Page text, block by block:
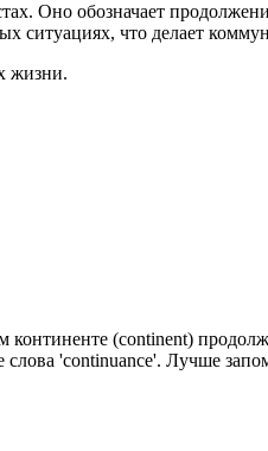
Оно обозначает
ситуациях, что делает
жизни.
(continent)
'continuance'. Лучше